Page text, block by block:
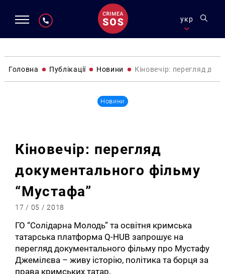
укр
Головна Публікації Новини Кіновечір: перегляд
Новини
Кіновечір: перегляд
документального фільму
“Мустафа”
17 / 05 / 2018
ГО “Солідарна Молодь” та освітня кримська
татарська платформа Q-HUB запрошує на
перегляд документального фільму про Мустафу
Джемілєва – живу історію, політика та борця за
права кримських татар.